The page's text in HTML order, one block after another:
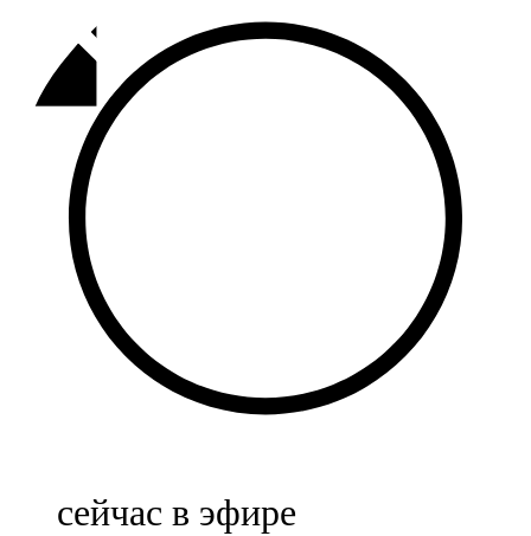
92,9 FM
Базарлы матак
107,1 FM
Балык бистәсе
104,9 FM
Баулы
107,5 FM
Биләр
Болгар
сейчас в эфире